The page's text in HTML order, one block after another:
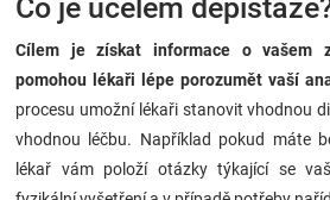
Co je účelem
Cílem je získat informace o vašem
pomohou lékaři lépe porozumět vaší
procesu umožní lékaři stanovit vhodnou
vhodnou léčbu. Například pokud máte
lékař vám položí otázky týkající se